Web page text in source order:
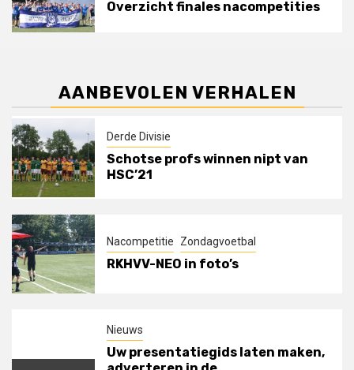
Overzicht finales nacompetities
AANBEVOLEN VERHALEN
Derde Divisie
Schotse profs winnen nipt van
HSC’21
Nacompetitie Zondagvoetbal
RKHVV-NEO in foto’s
Nieuws
Uw presentatiegids laten maken,